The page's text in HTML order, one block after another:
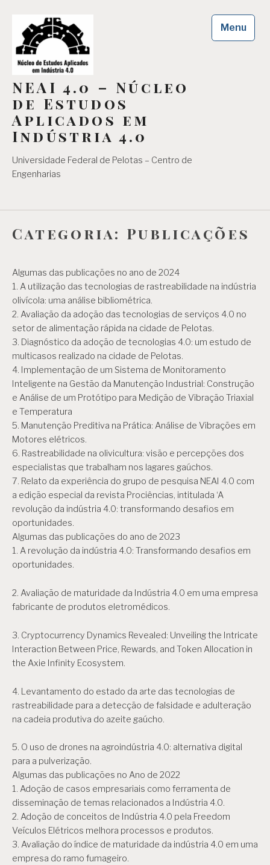
content
NEAI 4.0 – Núcleo
de Estudos
Aplicados em
Indústria 4.0
Universidade Federal de Pelotas – Centro de
Engenharias
Menu
Categoria: Publicações
Algumas das publicações no ano de 2024
1. A utilização das tecnologias de rastreabilidade na indústria
olivícola: uma análise bibliométrica.
2. Avaliação da adoção das tecnologias de serviços 4.0 no
setor de alimentação rápida na cidade de Pelotas.
3. Diagnóstico da adoção de tecnologias 4.0: um estudo de
multicasos realizado na cidade de Pelotas.
4. Implementação de um Sistema de Monitoramento
Inteligente na Gestão da Manutenção Industrial: Construção
e Análise de um Protótipo para Medição de Vibração Triaxial
e Temperatura
5. Manutenção Preditiva na Prática: Análise de Vibrações em
Motores elétricos.
6. Rastreabilidade na olivicultura: visão e percepções dos
especialistas que trabalham nos lagares gaúchos.
7. Relato da experiência do grupo de pesquisa NEAI 4.0 com
a edição especial da revista Prociências, intitulada ‘A
revolução da indústria 4.0: transformando desafios em
oportunidades.
Algumas das publicações do ano de 2023
1. A revolução da indústria 4.0: Transformando desafios em
oportunidades.
2. Avaliação de maturidade da Indústria 4.0 em uma empresa
fabricante de produtos eletromédicos.
3. Cryptocurrency Dynamics Revealed: Unveiling the Intricate
Interaction Between Price, Rewards, and Token Allocation in
the Axie Infinity Ecosystem.
4. Levantamento do estado da arte das tecnologias de
rastreabilidade para a detecção de falsidade e adulteração
na cadeia produtiva do azeite gaúcho.
5. O uso de drones na agroindústria 4.0: alternativa digital
para a pulverização.
Algumas das publicações no Ano de 2022
1. Adoção de casos empresariais como ferramenta de
disseminação de temas relacionados a Indústria 4.0.
2. Adoção de conceitos de Indústria 4.0 pela Freedom
Veículos Elétricos melhora processos e produtos.
3. Avaliação do índice de maturidade da indústria 4.0 em uma
empresa do ramo fumageiro.